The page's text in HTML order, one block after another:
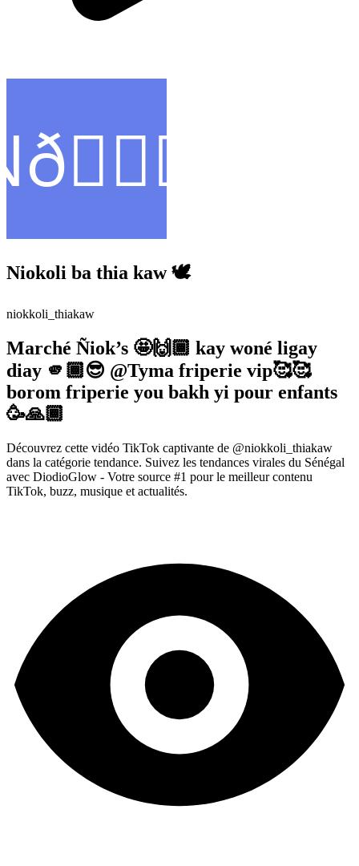
Niokoli ba thia kaw 🕊️
niokkoli_thiakaw
Marché Ñiok’s 🤩🙌🏾 kay woné ligay
diay 🫵🏾😎 @Tyma friperie vip🥰🥰
borom friperie you bakh yi pour enfants
🥳🙏🏾
Découvrez cette vidéo TikTok captivante de @niokkoli_thiakaw
dans la catégorie tendance. Suivez les tendances virales du Sénégal
avec DiodioGlow - Votre source #1 pour le meilleur contenu
TikTok, buzz, musique et actualités.